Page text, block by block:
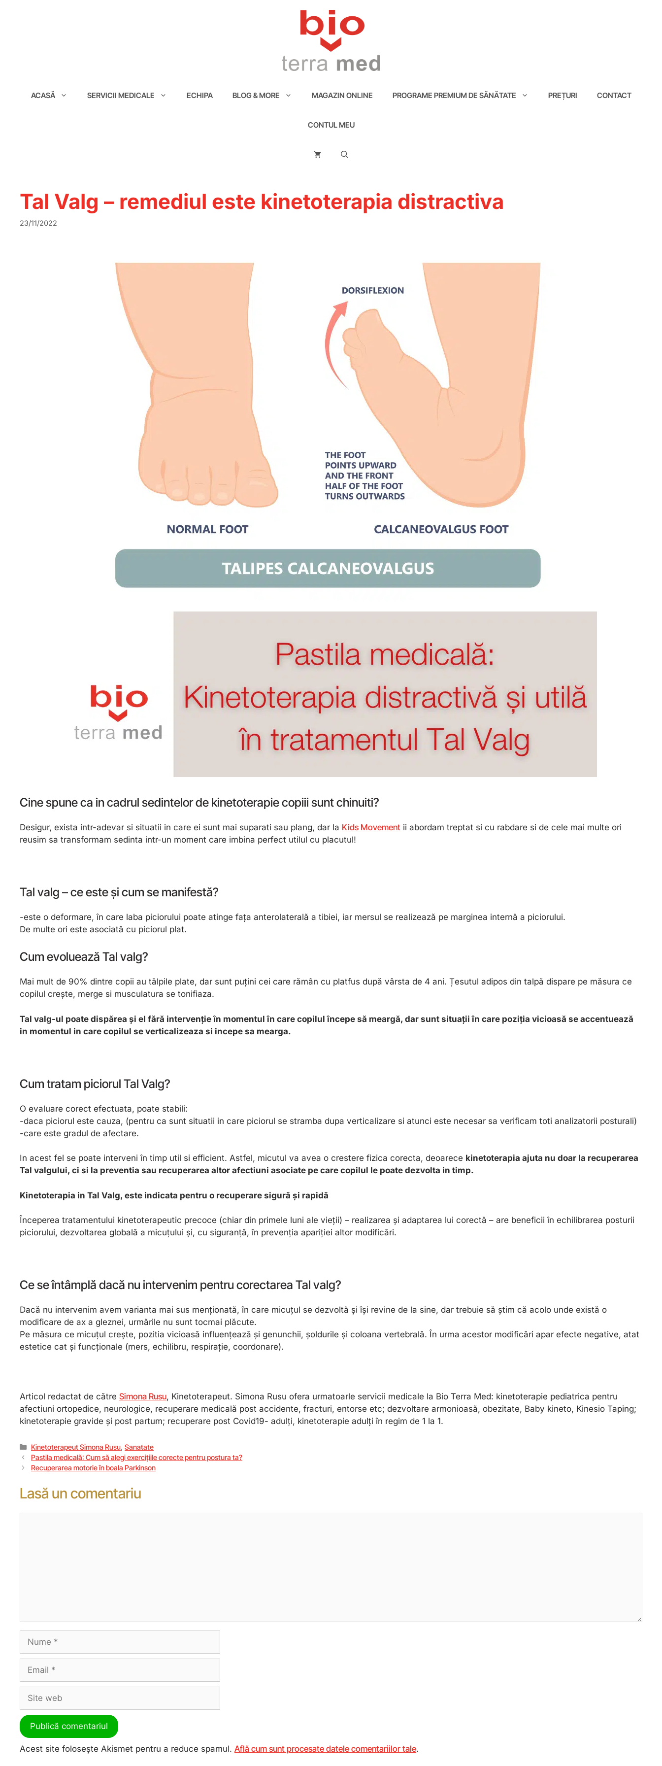
ACASĂ SERVICII MEDICALE ECHIPA BLOG & MORE MAGAZIN ONLINE PROGRAME PREMIUM DE SĂNĂTATE PREȚURI CONTACT
CONTUL MEU
Tal Valg – remediul este kinetoterapia distractiva
23/11/2022
Cine spune ca in cadrul sedintelor de kinetoterapie copiii sunt chinuiti?
Desigur, exista intr-adevar si situatii in care ei sunt mai suparati sau plang, dar la Kids Movement ii abordam treptat si cu rabdare si de cele mai multe ori
reusim sa transformam sedinta intr-un moment care imbina perfect utilul cu placutul!
Tal valg – ce este și cum se manifestă?
-este o deformare, în care laba piciorului poate atinge fața anterolaterală a tibiei, iar mersul se realizează pe marginea internă a piciorului.
De multe ori este asociată cu piciorul plat.
Cum evoluează Tal valg?
Mai mult de 90% dintre copii au tălpile plate, dar sunt puțini cei care rămân cu platfus după vârsta de 4 ani. Țesutul adipos din talpă dispare pe măsura ce
copilul crește, merge si musculatura se tonifiaza.
Tal valg-ul poate dispărea și el fără intervenție în momentul în care copilul începe să meargă, dar sunt situații în care poziția vicioasă se accentuează
in momentul in care copilul se verticalizeaza si incepe sa mearga.
Cum tratam piciorul Tal Valg?
O evaluare corect efectuata, poate stabili:
-daca piciorul este cauza, (pentru ca sunt situatii in care piciorul se stramba dupa verticalizare si atunci este necesar sa verificam toti analizatorii posturali)
-care este gradul de afectare.
In acest fel se poate interveni în timp util si efficient. Astfel, micutul va avea o crestere fizica corecta, deoarece kinetoterapia ajuta nu doar la recuperarea
Tal valgului, ci si la preventia sau recuperarea altor afectiuni asociate pe care copilul le poate dezvolta in timp.
Kinetoterapia in Tal Valg, este indicata pentru o recuperare sigură și rapidă
Începerea tratamentului kinetoterapeutic precoce (chiar din primele luni ale vieții) – realizarea și adaptarea lui corectă – are beneficii în echilibrarea posturii
piciorului, dezvoltarea globală a micuțului și, cu siguranță, în prevenția apariției altor modificări.
Ce se întâmplă dacă nu intervenim pentru corectarea Tal valg?
Dacă nu intervenim avem varianta mai sus menționată, în care micuțul se dezvoltă și își revine de la sine, dar trebuie să știm că acolo unde există o
modificare de ax a gleznei, urmările nu sunt tocmai plăcute.
Pe măsura ce micuțul crește, pozitia vicioasă influențează și genunchii, șoldurile și coloana vertebrală. În urma acestor modificări apar efecte negative, atat
estetice cat și funcționale (mers, echilibru, respirație, coordonare).
Articol redactat de către Simona Rusu, Kinetoterapeut. Simona Rusu ofera urmatoarle servicii medicale la Bio Terra Med: kinetoterapie pediatrica pentru
afectiuni ortopedice, neurologice, recuperare medicală post accidente, fracturi, entorse etc; dezvoltare armonioasă, obezitate, Baby kineto, Kinesio Taping;
kinetoterapie gravide și post partum; recuperare post Covid19- adulți, kinetoterapie adulți în regim de 1 la 1.
Kinetoterapeut Simona Rusu,Sanatate
Pastila medicală: Cum să alegi exercițiile corecte pentru postura ta?
Recuperarea motorie în boala Parkinson
Lasă un comentariu
Acest site folosește Akismet pentru a reduce spamul. Află cum sunt procesate datele comentariilor tale.